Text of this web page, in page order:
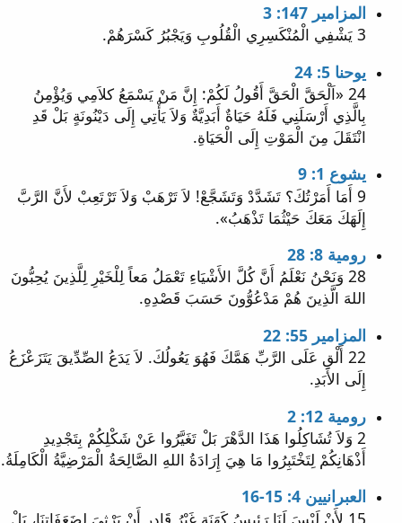
المزامير 147: 3
3 يَشْفِي الْمُنْكَسِرِي الْقُلُوبِ وَيَجْبُرُ كَسْرَهُمْ.
يوحنا 5: 24
24 «اَلْحَقَّ الْحَقَّ أَقُولُ لَكُمْ: إِنَّ مَنْ يَسْمَعُ كلاَمِي وَيُؤْمِنُ
بِالَّذِي أَرْسَلَنِي فَلَهُ حَيَاةٌ أَبَدِيَّةٌ وَلاَ يَأْتِي إِلَى دَيْنُونَةٍ بَلْ قَدِ
انْتَقَلَ مِنَ الْمَوْتِ إِلَى الْحَيَاةِ.
يشوع 1: 9
9 أَمَا أَمَرْتُكَ؟ تَشَدَّدْ وَتَشَجَّعْ! لاَ تَرْهَبْ وَلاَ تَرْتَعِبْ لأَنَّ الرَّبَّ
إِلَهَكَ مَعَكَ حَيْثُمَا تَذْهَبُ».
رومية 8: 28
28 وَنَحْنُ نَعْلَمُ أَنَّ كُلَّ الأَشْيَاءِ تَعْمَلُ مَعاً لِلْخَيْرِ لِلَّذِينَ يُحِبُّونَ
اللهَ الَّذِينَ هُمْ مَدْعُوُّونَ حَسَبَ قَصْدِهِ.
المزامير 55: 22
22 أَلْقِ عَلَى الرَّبِّ هَمَّكَ فَهُوَ يَعُولُكَ. لاَ يَدَعُ الصِّدِّيقَ يَتَزَعْزَعُ
إِلَى الأَبَدِ.
رومية 12: 2
2 وَلاَ تُشَاكِلُوا هَذَا الدَّهْرَ بَلْ تَغَيَّرُوا عَنْ شَكْلِكُمْ بِتَجْدِيدِ
أَذْهَانِكُمْ لِتَخْتَبِرُوا مَا هِيَ إِرَادَةُ اللهِ الصَّالِحَةُ الْمَرْضِيَّةُ الْكَامِلَةُ.
العبرانيين 4: 15-16
15 لأَنْ لَيْسَ لَنَا رَئِيسُ كَهَنَةٍ غَيْرُ قَادِرٍ أَنْ يَرْثِيَ لِضَعَفَاتِنَا، بَلْ